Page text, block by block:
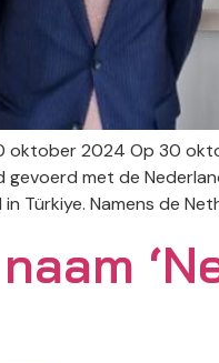
oktober 2024 Op 30
met de
Türkiye. Namens de